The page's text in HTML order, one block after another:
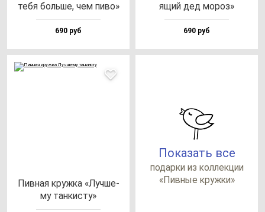
те­бя боль­ше, чем пи­во»
690 руб
ящий дед мо­роз»
690 руб
Пив­ная круж­ка «Луч­ше­
му тан­кис­ту»
Показать все
по­дар­ки из кол­лек­ции
«Пив­ные круж­ки»